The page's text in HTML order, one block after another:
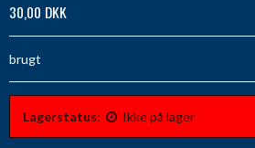
30,00 DKK
brugt
Lagerstatus: Ikke på lager